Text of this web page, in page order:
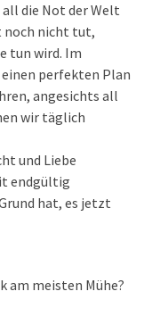
die Not der Welt
noch nicht tut,
tun wird. Im
einen perfekten Plan
angesichts all
wir täglich
und Liebe
endgültig
hat, es jetzt
am meisten Mühe?